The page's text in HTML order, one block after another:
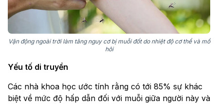
Vận động ngoài trời làm tăng nguy cơ bị muỗi đốt do nhiệt độ cơ thể và mồ
hôi
Yếu tố di truyền
Các nhà khoa học ước tính rằng có tới 85% sự khác
biệt về mức độ hấp dẫn đối với muỗi giữa người này và